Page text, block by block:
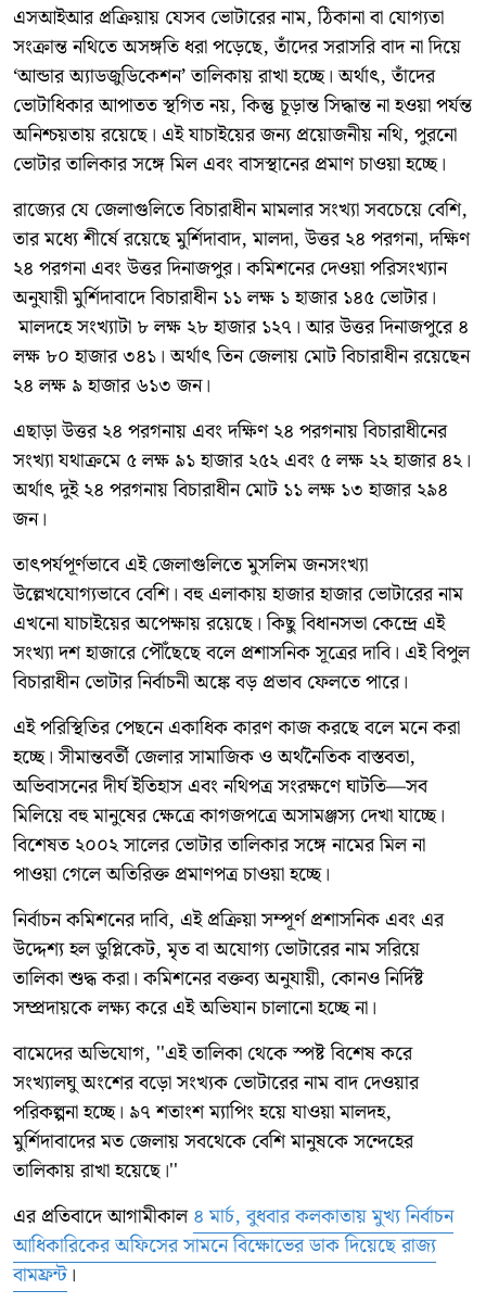
এসআইআর প্রক্রিয়ায় যেসব ভোটারের নাম, ঠিকানা বা যোগ্যতা
সংক্রান্ত নথিতে অসঙ্গতি ধরা পড়েছে, তাঁদের সরাসরি বাদ না দিয়ে
‘আন্ডার অ্যাডজুডিকেশন’ তালিকায় রাখা হচ্ছে। অর্থাৎ, তাঁদের
ভোটাধিকার আপাতত স্থগিত নয়, কিন্তু চূড়ান্ত সিদ্ধান্ত না হওয়া পর্যন্ত
অনিশ্চয়তায় রয়েছে। এই যাচাইয়ের জন্য প্রয়োজনীয় নথি, পুরনো
ভোটার তালিকার সঙ্গে মিল এবং বাসস্থানের প্রমাণ চাওয়া হচ্ছে।
রাজ্যের যে জেলাগুলিতে বিচারাধীন মামলার সংখ্যা সবচেয়ে বেশি,
তার মধ্যে শীর্ষে রয়েছে মুর্শিদাবাদ, মালদা, উত্তর ২৪ পরগনা, দক্ষিণ
২৪ পরগনা এবং উত্তর দিনাজপুর। কমিশনের দেওয়া পরিসংখ্যান
অনুযায়ী মুর্শিদাবাদে বিচারাধীন ১১ লক্ষ ১ হাজার ১৪৫ ভোটার।
মালদহে সংখ্যাটা ৮ লক্ষ ২৮ হাজার ১২৭। আর উত্তর দিনাজপুরে ৪
লক্ষ ৮০ হাজার ৩৪১। অর্থাৎ তিন জেলায় মোট বিচারাধীন রয়েছেন
২৪ লক্ষ ৯ হাজার ৬১৩ জন।
এছাড়া উত্তর ২৪ পরগনায় এবং দক্ষিণ ২৪ পরগনায় বিচারাধীনের
সংখ্যা যথাক্রমে ৫ লক্ষ ৯১ হাজার ২৫২ এবং ৫ লক্ষ ২২ হাজার ৪২।
অর্থাৎ দুই ২৪ পরগনায় বিচারাধীন মোট ১১ লক্ষ ১৩ হাজার ২৯৪
জন।
তাৎপর্যপূর্ণভাবে এই জেলাগুলিতে মুসলিম জনসংখ্যা
উল্লেখযোগ্যভাবে বেশি। বহু এলাকায় হাজার হাজার ভোটারের নাম
এখনো যাচাইয়ের অপেক্ষায় রয়েছে। কিছু বিধানসভা কেন্দ্রে এই
সংখ্যা দশ হাজারে পৌঁছেছে বলে প্রশাসনিক সূত্রের দাবি। এই বিপুল
বিচারাধীন ভোটার নির্বাচনী অঙ্কে বড় প্রভাব ফেলতে পারে।
এই পরিস্থিতির পেছনে একাধিক কারণ কাজ করছে বলে মনে করা
হচ্ছে। সীমান্তবর্তী জেলার সামাজিক ও অর্থনৈতিক বাস্তবতা,
অভিবাসনের দীর্ঘ ইতিহাস এবং নথিপত্র সংরক্ষণে ঘাটতি—সব
মিলিয়ে বহু মানুষের ক্ষেত্রে কাগজপত্রে অসামঞ্জস্য দেখা যাচ্ছে।
বিশেষত ২০০২ সালের ভোটার তালিকার সঙ্গে নামের মিল না
পাওয়া গেলে অতিরিক্ত প্রমাণপত্র চাওয়া হচ্ছে।
নির্বাচন কমিশনের দাবি, এই প্রক্রিয়া সম্পূর্ণ প্রশাসনিক এবং এর
উদ্দেশ্য হল ডুপ্লিকেট, মৃত বা অযোগ্য ভোটারের নাম সরিয়ে
তালিকা শুদ্ধ করা। কমিশনের বক্তব্য অনুযায়ী, কোনও নির্দিষ্ট
সম্প্রদায়কে লক্ষ্য করে এই অভিযান চালানো হচ্ছে না।
বামেদের অভিযোগ, ''এই তালিকা থেকে স্পষ্ট বিশেষ করে
সংখ্যালঘু অংশের বড়ো সংখ্যক ভোটারের নাম বাদ দেওয়ার
পরিকল্পনা হচ্ছে। ৯৭ শতাংশ ম্যাপিং হয়ে যাওয়া মালদহ,
মুর্শিদাবাদের মত জেলায় সবথেকে বেশি মানুষকে সন্দেহের
তালিকায় রাখা হয়েছে।''
এর প্রতিবাদে আগামীকাল৪ মার্চ, বুধবার কলকাতায় মুখ্য নির্বাচন
আধিকারিকের অফিসের সামনে বিক্ষোভের ডাক দিয়েছে রাজ্য
বামফ্রন্ট।